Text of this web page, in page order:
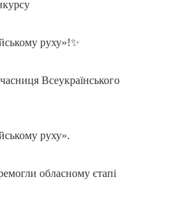
руху»!✨
Всеукраїнського
руху».
обласному єтапі